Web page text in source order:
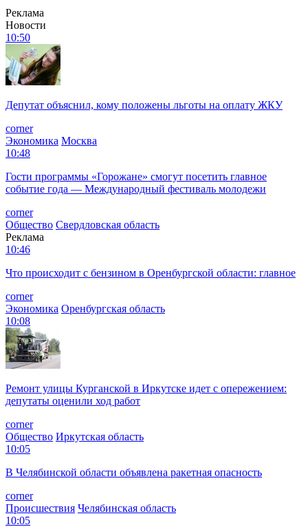
Реклама
Новости
10:50
Депутат объяснил, кому положены льготы на оплату ЖКУ
corner
Экономика Москва
10:48
Гости программы «Горожане» смогут посетить главное
событие года — Международный фестиваль молодежи
corner
Общество Свердловская область
Реклама
10:46
Что происходит с бензином в Оренбургской области: главное
corner
Экономика Оренбургская область
10:08
Ремонт улицы Курганской в Иркутске идет с опережением:
депутаты оценили ход работ
corner
Общество Иркутская область
10:05
В Челябинской области объявлена ракетная опасность
corner
Происшествия Челябинская область
10:05